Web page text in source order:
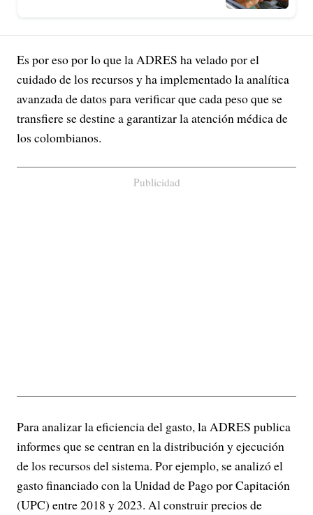
Es por eso por lo que la ADRES ha velado por el
cuidado de los recursos y ha implementado la analítica
avanzada de datos para verificar que cada peso que se
transfiere se destine a garantizar la atención médica de
los colombianos.
Publicidad
Para analizar la eficiencia del gasto, la ADRES publica
informes que se centran en la distribución y ejecución
de los recursos del sistema. Por ejemplo, se analizó el
gasto financiado con la Unidad de Pago por Capitación
(UPC) entre 2018 y 2023. Al construir precios de